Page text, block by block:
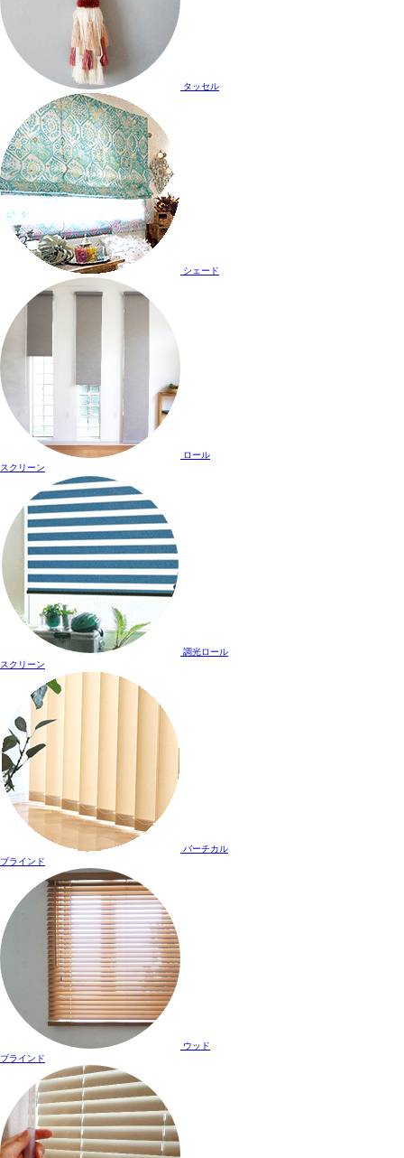
タッセル
シェード
ロール
スクリーン
調光ロール
スクリーン
バーチカル
ブラインド
ウッド
ブラインド